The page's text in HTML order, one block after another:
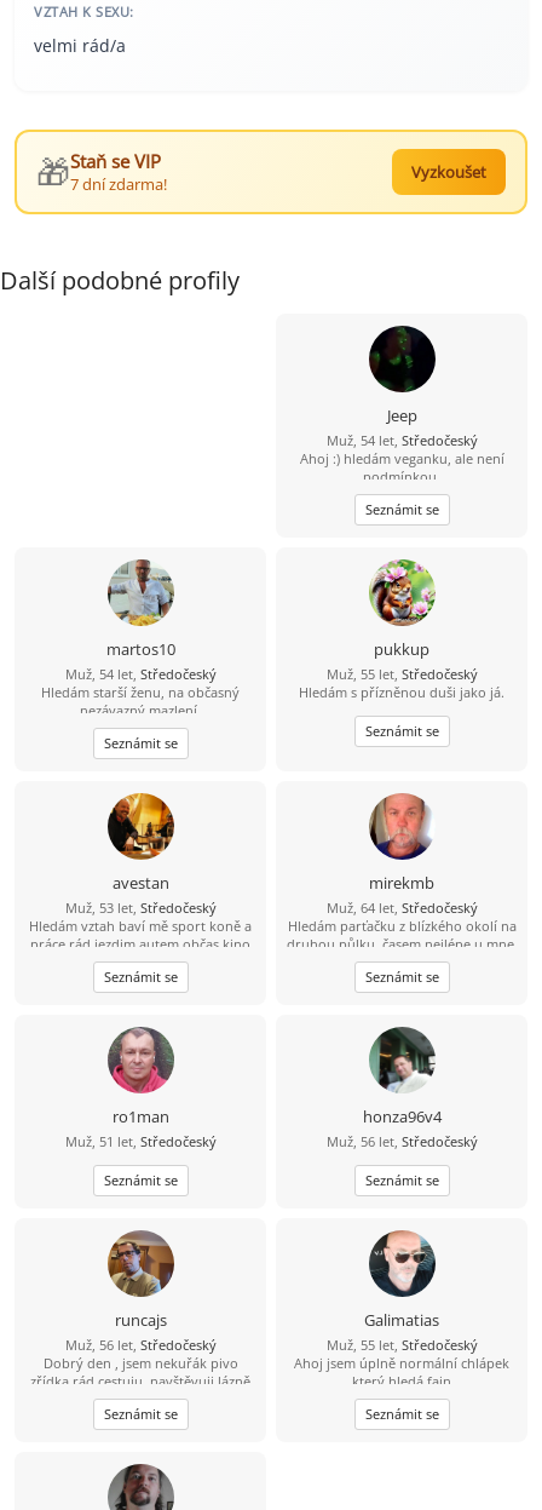
VZTAH K SEXU:
velmi rád/a
🎁Staň se VIP
7 dní zdarma!
Vyzkoušet
Další podobné profily
Jeep
Muž, 54 let, Středočeský
Ahoj :) hledám veganku, ale není
podmínkou.
Seznámit se
martos10
Muž, 54 let, Středočeský
Hledám starší ženu, na občasný
nezávazný mazlení.
Seznámit se
pukkup
Muž, 55 let, Středočeský
Hledám s přízněnou duši jako já.
Seznámit se
avestan
Muž, 53 let, Středočeský
Hledám vztah baví mě sport koně a
práce rád jezdim autem občas kino
Seznámit se
mirekmb
Muž, 64 let, Středočeský
Hledám parťačku z blízkého okolí na
druhou půlku, časem nejlépe u mne,
nekuřačka, drobná postava
výhodou...
Seznámit se
ro1man
Muž, 51 let, Středočeský
Seznámit se
honza96v4
Muž, 56 let, Středočeský
Seznámit se
runcajs
Muž, 56 let, Středočeský
Dobrý den , jsem nekuřák pivo
zřídka rád cestuju ,navštěvuji lázně
ale sám .Záliby kolo ,auta, procházky
divadlo a dobré jídlo
Seznámit se
Galimatias
Muž, 55 let, Středočeský
Ahoj jsem úplně normální chlápek
který hledá fajn
kamarádku,přítelkyni pro hezké ale i
všední chvíle.
Seznámit se